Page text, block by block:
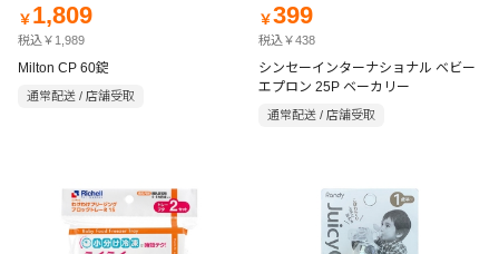
￥ 1,809
税込￥1,989
Milton CP 60錠
通常配送 / 店舗受取
￥399
税込￥438
シンセーインターナショナル ベビー
エプロン 25P ベーカリー
通常配送 / 店舗受取